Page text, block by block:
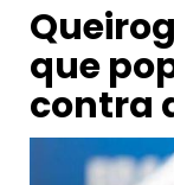
que
contra